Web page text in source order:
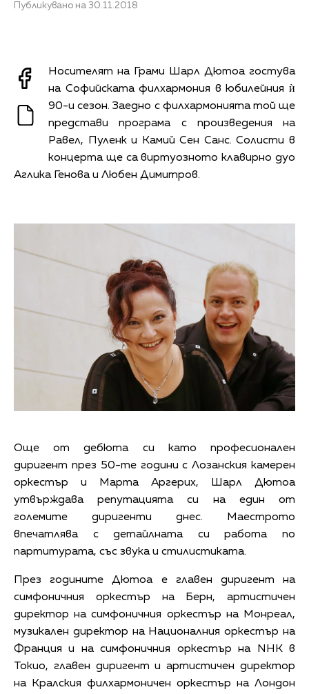
Публикувано на 30.11.2018
Носителят на Грами Шарл Дютоа гостува
на Софийската филхармония в юбилейния ѝ
90-и сезон. Заедно с филхармонията той ще
представи програма с произведения на
Равел, Пуленк и Камий Сен Санс. Солисти в
концерта ще са виртуозното клавирно дуо
Аглика Генова и Любен Димитров.
Още от дебюта си като професионален
диригент през 50-те години с Лозанския камерен
оркестър и Марта Аргерих, Шарл Дютоа
утвърждава репутацията си на един от
големите диригенти днес. Маестрото
впечатлява с детайлната си работа по
партитурата, със звука и стилистиката.
През годините Дютоа е главен диригент на
симфоничния оркестър на Берн, артистичен
директор на симфоничния оркестър на Монреал,
музикален директор на Националния оркестър на
Франция и на симфоничния оркестър на NHK в
Токио, главен диригент и артистичен директор
на Кралския филхармоничен оркестър на Лондон